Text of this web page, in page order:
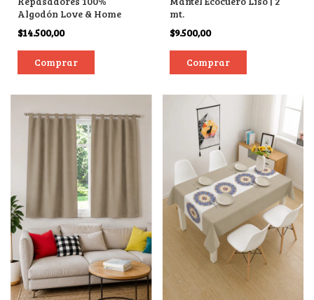
Algodón Love & Home
$14.500,00
mt.
$9.500,00